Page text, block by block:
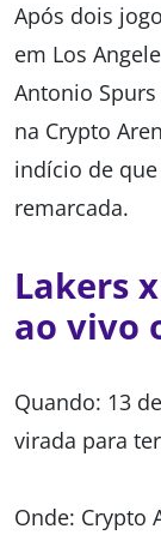
Após dois
em Los
Antonio
na Crypto
indício de
remarcada.
Lakers
ao vivo
Quando: 13
virada para
Onde: Crypto